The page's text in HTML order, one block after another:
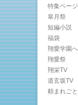
特集ページ
皐月祭
短編小説
福袋
翔愛学園
翔愛祭
翔栄TV
道玄坂TV
頼まれごと